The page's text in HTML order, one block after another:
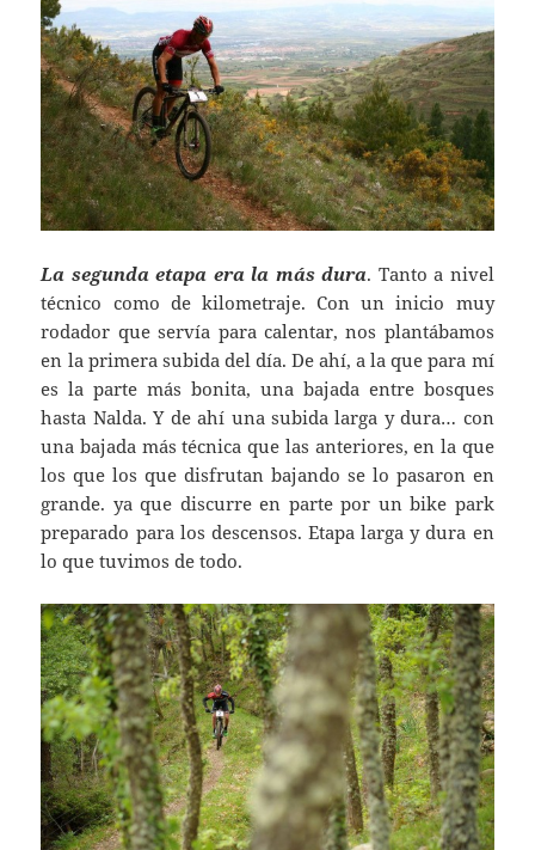
La segunda etapa era la más dura. Tanto a nivel
técnico como de kilometraje. Con un inicio muy
rodador que servía para calentar, nos plantábamos
en la primera subida del día. De ahí, a la que para mí
es la parte más bonita, una bajada entre bosques
hasta Nalda. Y de ahí una subida larga y dura… con
una bajada más técnica que las anteriores, en la que
los que los que disfrutan bajando se lo pasaron en
grande. ya que discurre en parte por un bike park
preparado para los descensos. Etapa larga y dura en
lo que tuvimos de todo.